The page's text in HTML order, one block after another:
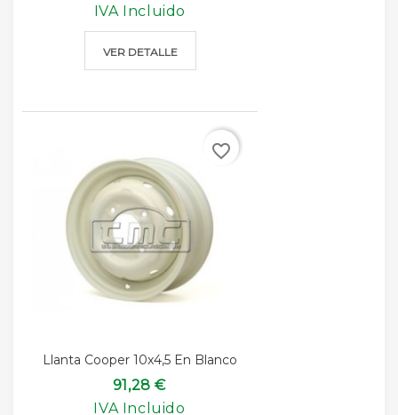
IVA Incluido
VER DETALLE
Llanta Cooper 10x4,5 En Blanco
91,28 €
IVA Incluido
favorite_border